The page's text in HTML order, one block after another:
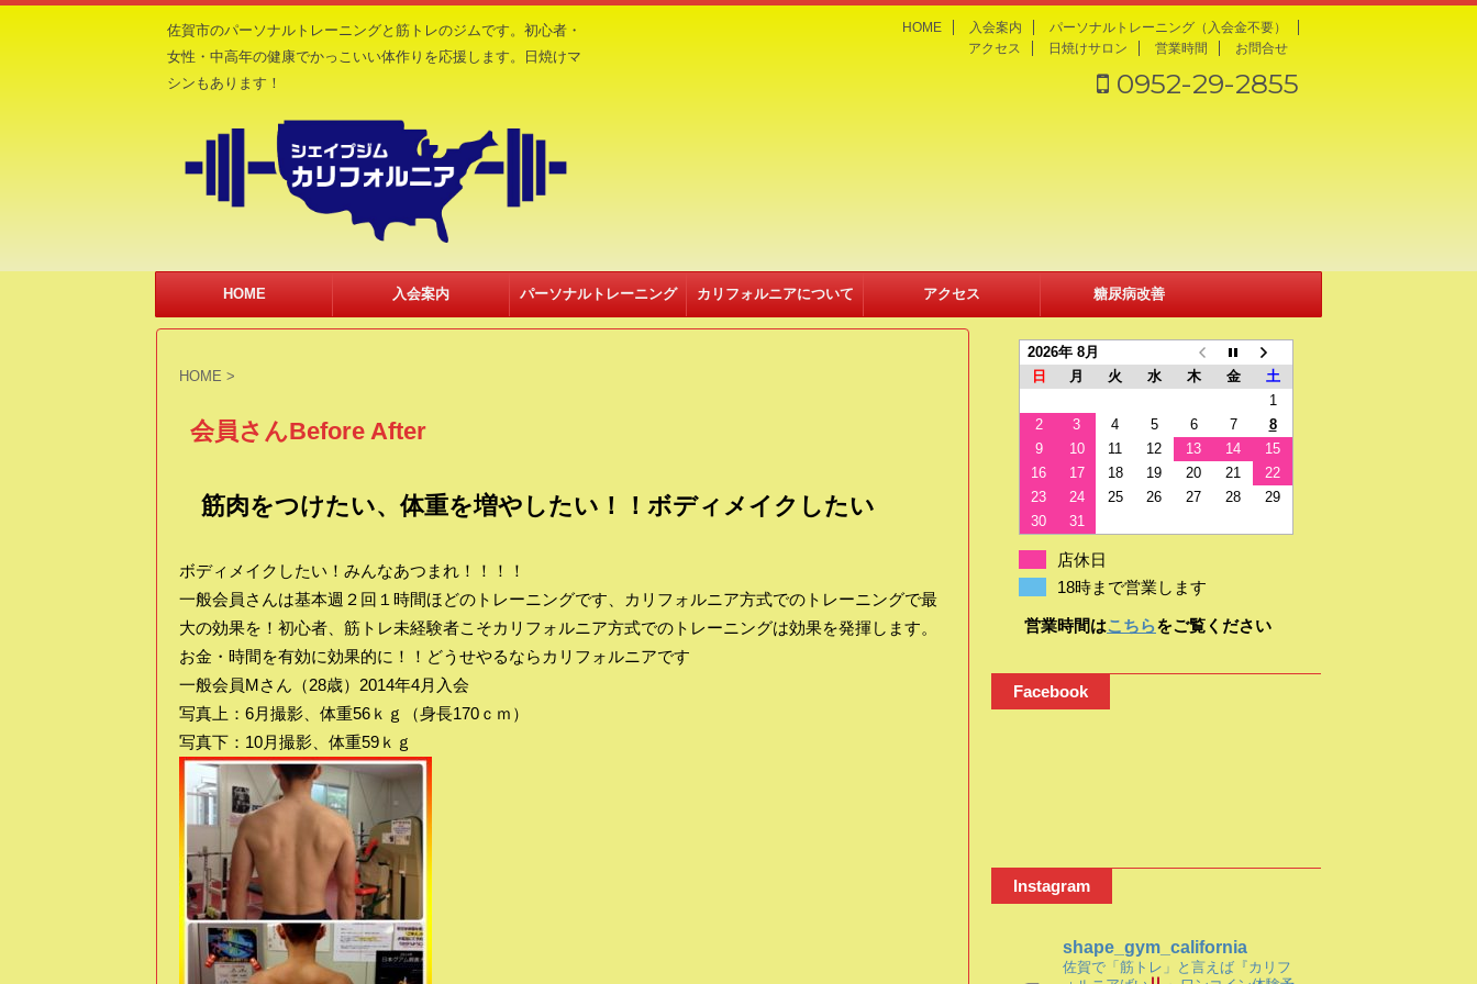
佐賀市のパーソナルトレーニングと筋トレのジムです。初心者・
女性・中高年の健康でかっこいい体作りを応援します。日焼けマ
シンもあります！
HOME 入会案内
パーソナルトレーニング（入会金不要）
アクセス
日焼けサロン 営業時間 お問合せ
0952-29-2855
HOME 入会案内 パーソナルトレーニング カリフォルニアについて アクセス 糖尿病改善
HOME >
会員さんBefore After
筋肉をつけたい、体重を増やしたい！！ボディメイクしたい
ボディメイクしたい！みんなあつまれ！！！！
一般会員さんは基本週２回１時間ほどのトレーニングです、カリフォルニア方式でのトレーニングで最
大の効果を！初心者、筋トレ未経験者こそカリフォルニア方式でのトレーニングは効果を発揮します。
お金・時間を有効に効果的に！！どうせやるならカリフォルニアです
一般会員Mさん（28歳）2014年4月入会
写真上：6月撮影、体重56ｋｇ（身長170ｃｍ）
写真下：10月撮影、体重59ｋｇ
2026年 8月
日
月 火 水 木 金
土
1
2
3 4 5 6 7
8
9
10 11 12 13 14
15
16
17 18 19 20 21
22
23
24 25 26 27 28
29
30
31
店休日
18時まで営業します
営業時間はこちらをご覧ください
Facebook
Instagram
shape_gym_california
佐賀で「筋トレ」と言えば『カリフ